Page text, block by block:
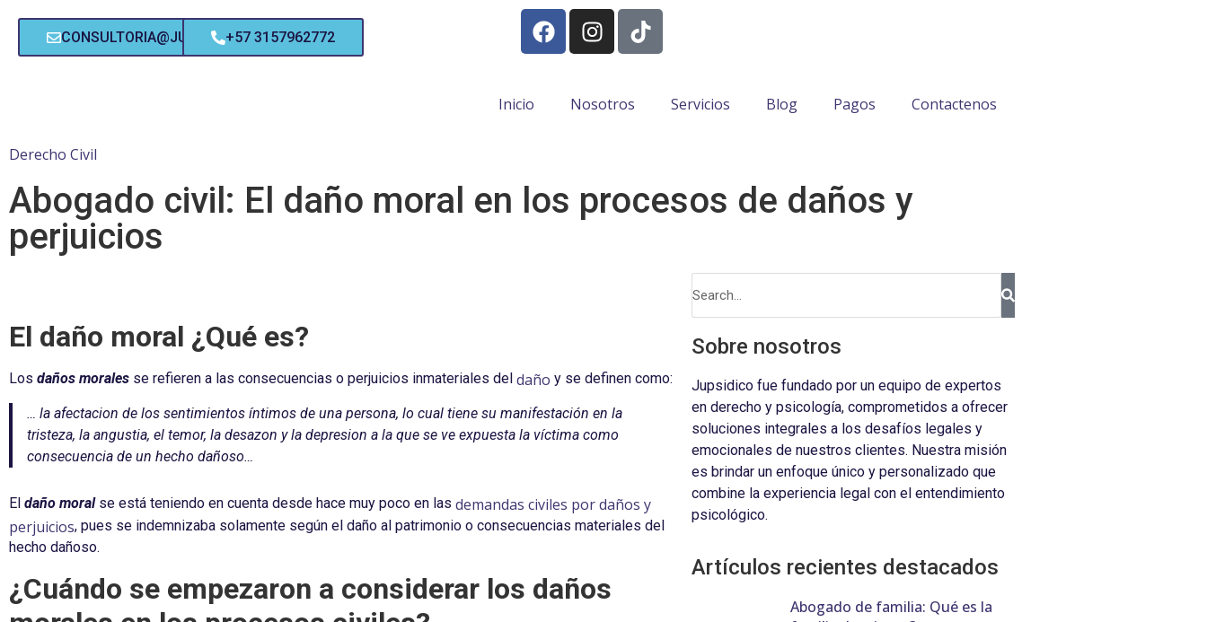
CONSULTORIA@JUPSIDICO.COM+57 3157962772
Inicio Nosotros Servicios Blog Pagos Contactenos
Derecho Civil
Abogado civil: El daño moral en los procesos de daños y
perjuicios
El daño moral ¿Qué es?
Los daños morales se refieren a las consecuencias o perjuicios inmateriales del daño y se definen como:
… la afectacion de los sentimientos íntimos de una persona, lo cual tiene su manifestación en la
tristeza, la angustia, el temor, la desazon y la depresion a la que se ve expuesta la víctima como
consecuencia de un hecho dañoso…
El daño moralse está teniendo en cuenta desde hace muy poco en las demandas civiles por daños y
perjuicios, pues se indemnizaba solamente según el daño al patrimonio o consecuencias materiales del
hecho dañoso.
¿Cuándo se empezaron a considerar los daños
Sobre nosotros
Jupsidico fue fundado por un equipo de expertos
en derecho y psicología, comprometidos a ofrecer
soluciones integrales a los desafíos legales y
emocionales de nuestros clientes. Nuestra misión
es brindar un enfoque único y personalizado que
combine la experiencia legal con el entendimiento
psicológico.
Artículos recientes destacados
Abogado de familia: Qué es la